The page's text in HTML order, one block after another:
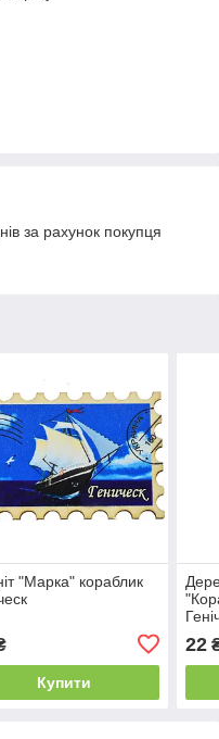
за рахунок покупця
"Марка" кораблик
Купити
22